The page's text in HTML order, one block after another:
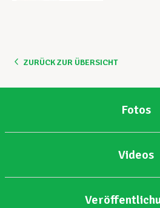
ZURÜCK ZUR ÜBERSICHT
Fotos
Videos